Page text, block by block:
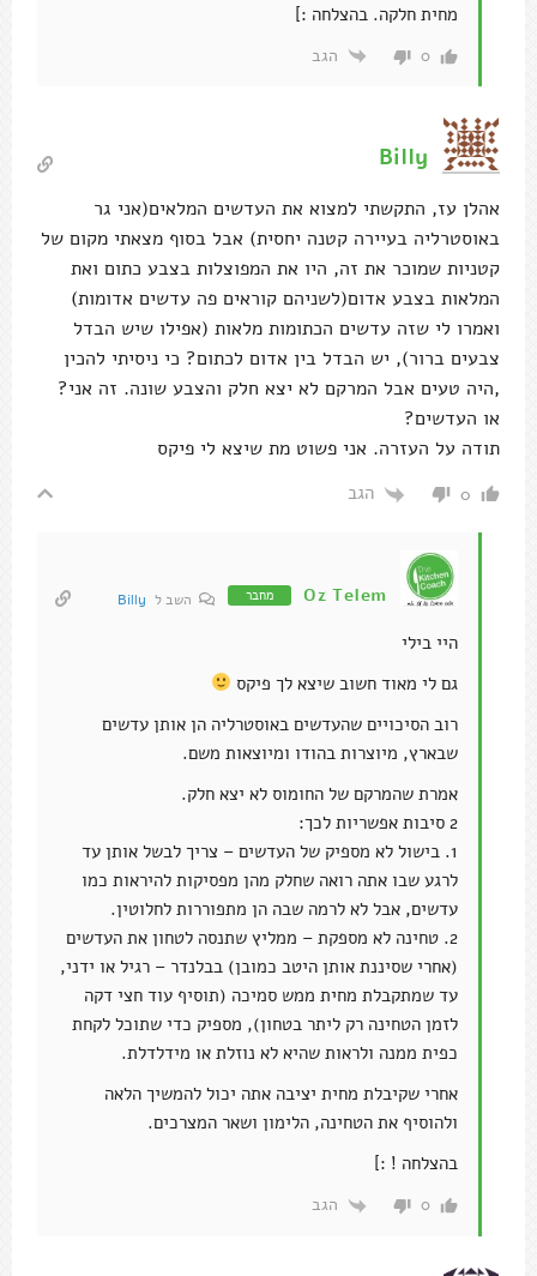
מחית חלקה. בהצלחה :]
0 הגב
Billy
אהלן עז, התקשתי למצוא את העדשים המלאים(אני גר
באוסטרליה בעיירה קטנה יחסית) אבל בסוף מצאתי מקום של
קטניות שמוכר את זה, היו את המפוצלות בצבע כתום ואת
המלאות בצבע אדום(לשניהם קוראים פה עדשים אדומות)
ואמרו לי שזה עדשים הכתומות מלאות (אפילו שיש הבדל
צבעים ברור), יש הבדל בין אדום לכתום? כי ניסיתי להכין
,היה טעים אבל המרקם לא יצא חלק והצבע שונה. זה אני?
או העדשים?
תודה על העזרה. אני פשוט מת שיצא לי פיקס
0 הגב
Oz Telem מחבר השב ל Billy
היי בילי
גם לי מאוד חשוב שיצא לך פיקס
רוב הסיכויים שהעדשים באוסטרליה הן אותן עדשים
שבארץ, מיוצרות בהודו ומיוצאות משם.
אמרת שהמרקם של החומוס לא יצא חלק.
2 סיבות אפשריות לכך:
1. בישול לא מספיק של העדשים – צריך לבשל אותן עד
לרגע שבו אתה רואה שחלק מהן מפסיקות להיראות כמו
עדשים, אבל לא לרמה שבה הן מתפוררות לחלוטין.
2. טחינה לא מספקת – ממליץ שתנסה לטחון את העדשים
(אחרי שסיננת אותן היטב כמובן) בבלנדר – רגיל או ידני,
עד שמתקבלת מחית ממש סמיכה (תוסיף עוד חצי דקה
לזמן הטחינה רק ליתר בטחון), מספיק כדי שתוכל לקחת
כפית ממנה ולראות שהיא לא נוזלת או מידלדלת.
אחרי שקיבלת מחית יציבה אתה יכול להמשיך הלאה
ולהוסיף את הטחינה, הלימון ושאר המצרכים.
בהצלחה ! :]
0 הגב